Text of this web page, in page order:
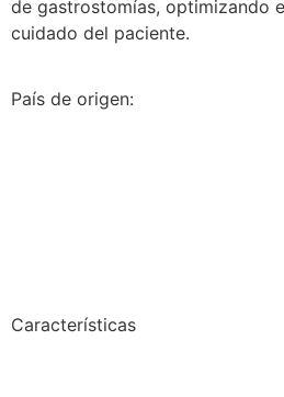
de gastrostomías, optimizando
cuidado del paciente.
País de origen:
Características